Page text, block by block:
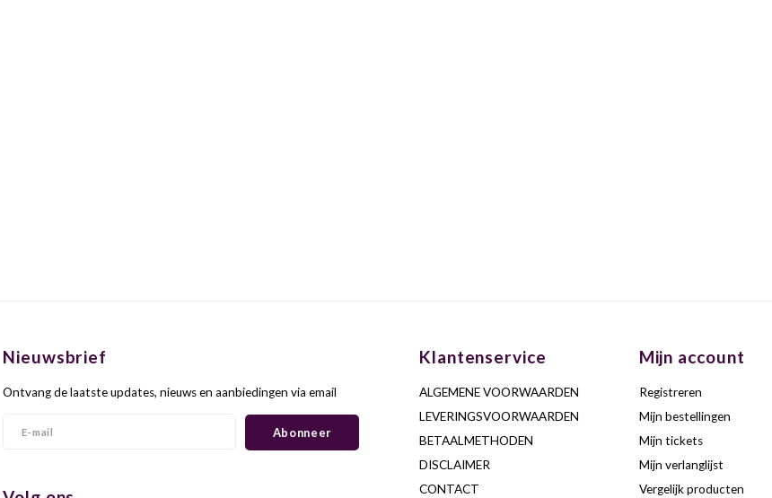
Nieuwsbrief
Ontvang de laatste updates, nieuws en aanbiedingen via email
Abonneer
Klantenservice
ALGEMENE VOORWAARDEN
LEVERINGSVOORWAARDEN
BETAALMETHODEN
DISCLAIMER
CONTACT
Mijn account
Registreren
Mijn bestellingen
Mijn tickets
Mijn verlanglijst
Vergelijk producten